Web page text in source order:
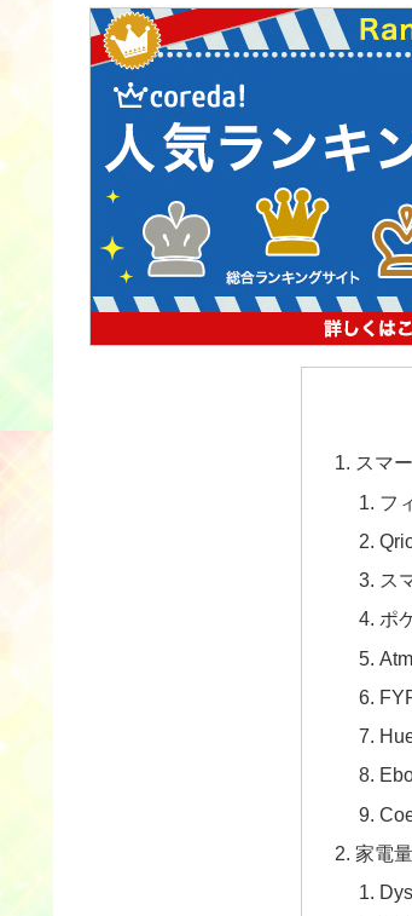
スマ
フ
ス
ポ
家電